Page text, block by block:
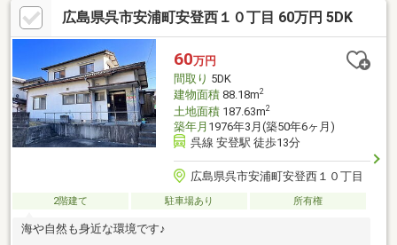
広島県呉市安浦町安登西１０丁目 60万円 5DK
60万円
間取り 5DK
建物面積88.18m2
土地面積187.63m2
築年月 1976年3月(築50年6ヶ月)
呉線 安登駅 徒歩13分
広島県呉市安浦町安登西１０丁目
2階建て 駐車場あり 所有権
海や自然も身近な環境です♪